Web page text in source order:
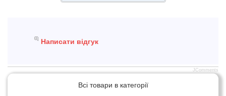
Написати відгук
JComments
Всі товари в категорії